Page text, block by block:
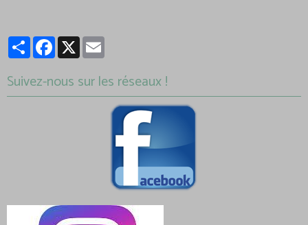
PartagerFacebook
X
Suivez-nous sur les réseaux !